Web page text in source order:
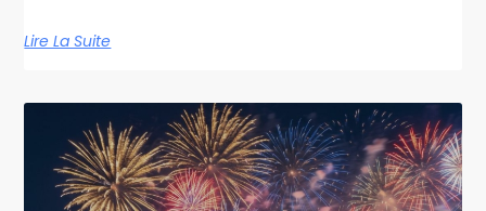
Lire La Suite